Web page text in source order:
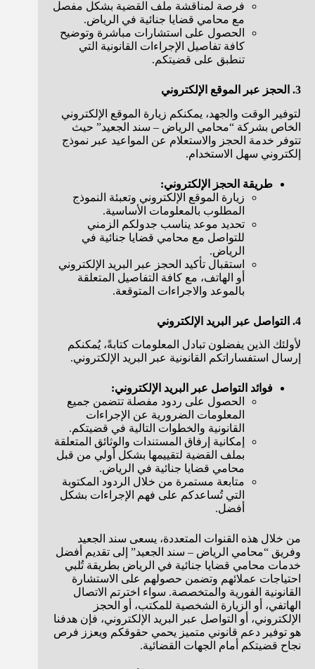
فرصة لمناقشة ملف القضية بشكل مفصل
مع محامي قضايا جنائية في الرياض.
الحصول على استشارات مباشرة وتوضيح
كافة تفاصيل الإجراءات القانونية التي
تنطبق على قضيتكم.
3. الحجز عبر الموقع الإلكتروني
لتوفير الوقت والجهد، يمكنكم زيارة الموقع الإلكتروني
الخاص بشركة “محامي الرياض – سند الجعيد” حيث
تتوفر خدمة الحجز والاستعلام عن المواعيد عبر نموذج
إلكتروني سهل الاستخدام.
طريقة الحجز الإلكتروني:
زيارة الموقع الإلكتروني وتعبئة النموذج
المطلوب بالمعلومات الأساسية.
تحديد موعد يناسب جدولكم الزمني
للتواصل مع محامي قضايا جنائية في
الرياض.
استقبال تأكيد الحجز عبر البريد الإلكتروني
أو الهاتف، مع كافة التفاصيل المتعلقة
بالموعد والاجراءات المتوقعة.
4. التواصل عبر البريد الإلكتروني
لأولئك الذين يفضلون تبادل المعلومات كتابةً، يُمكنكم
إرسال استفساراتكم القانونية عبر البريد الإلكتروني.
فوائد التواصل عبر البريد الإلكتروني:
الحصول على ردود مفصلة تتضمن جميع
المعلومات الضرورية عن الإجراءات
القانونية والخطوات التالية في قضيتكم.
إمكانية إرفاق المستندات والوثائق المتعلقة
بملف القضية لتقييمها بشكل أولي من قبل
محامي قضايا جنائية في الرياض.
متابعة مستمرة من خلال الردود المكتوبة
التي تُساعدكم على فهم الإجراءات بشكل
أفضل.
من خلال هذه القنوات المتعددة، يسعى سند الجعيد
وفريق “محامي الرياض – سند الجعيد” إلى تقديم أفضل
خدمات محامي قضايا جنائية في الرياض بطريقة تُلبي
احتياجات عملائهم وتضمن حصولهم على الاستشارة
القانونية الفورية والمتخصصة. سواء اخترتم الاتصال
الهاتفي، أو الزيارة الشخصية للمكتب، أو الحجز
الإلكتروني، أو التواصل عبر البريد الإلكتروني، فإن هدفنا
هو توفير دعم قانوني متميز يحمي حقوقكم ويعزز فرص
نجاح قضيتكم أمام الجهات القضائية.